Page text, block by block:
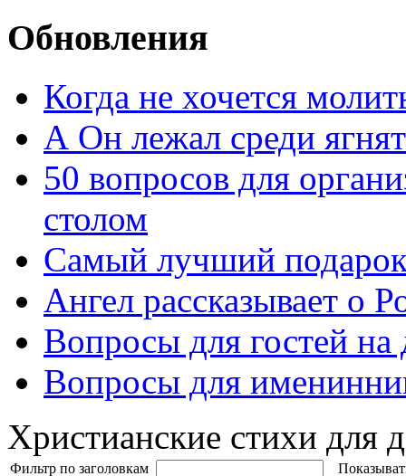
Обновления
Когда не хочется
А Он лежал среди ягнят
50 вопросов для
столом
Самый лучший
Ангел рассказывает о
Вопросы для гостей
Вопросы для
Христианские стихи для
Фильтр по заголовкам